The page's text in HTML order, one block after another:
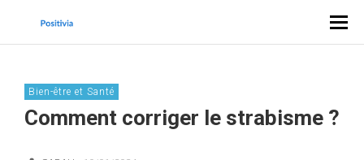
Bien-être et Santé
Comment corriger le strabisme ?